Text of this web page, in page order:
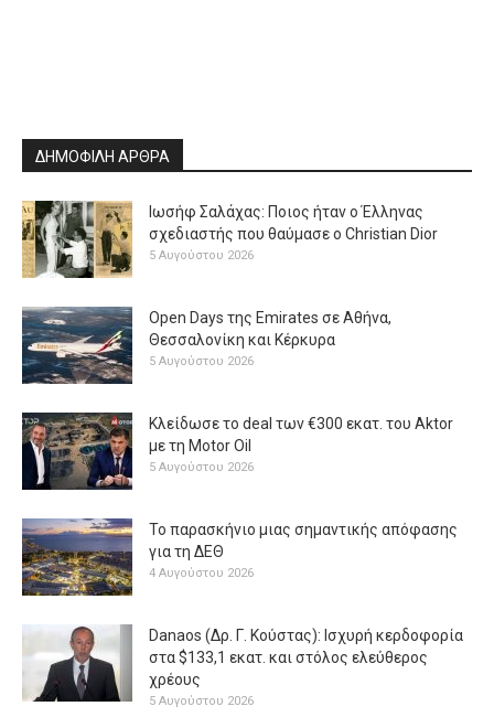
ΔΗΜΟΦΙΛΗ ΑΡΘΡΑ
Ιωσήφ Σαλάχας: Ποιος ήταν ο Έλληνας
σχεδιαστής που θαύμασε ο Christian Dior
5 Αυγούστου 2026
Open Days της Emirates σε Αθήνα,
Θεσσαλονίκη και Κέρκυρα
5 Αυγούστου 2026
Κλείδωσε το deal των €300 εκατ. του Aktor
με τη Μotor Oil
5 Αυγούστου 2026
Το παρασκήνιο μιας σημαντικής απόφασης
για τη ΔΕΘ
4 Αυγούστου 2026
Danaos (Δρ. Γ. Κούστας): Ισχυρή κερδοφορία
στα $133,1 εκατ. και στόλος ελεύθερος
χρέους
5 Αυγούστου 2026